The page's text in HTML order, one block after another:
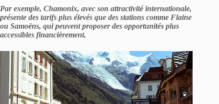
Par exemple, Chamonix, avec son attractivité internationale,
présente des tarifs plus élevés que des stations comme Flaine
ou Samoëns, qui peuvent proposer des opportunités plus
accessibles financièrement.